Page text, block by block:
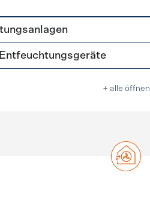
+ alle öffnen